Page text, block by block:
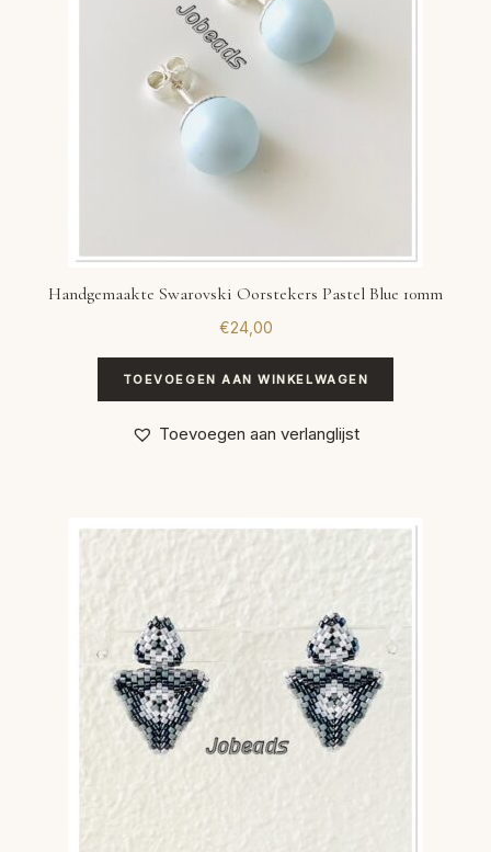
Handgemaakte Swarovski Oorstekers Pastel Blue 10mm
€24,00
TOEVOEGEN AAN WINKELWAGEN
Toevoegen aan verlanglijst